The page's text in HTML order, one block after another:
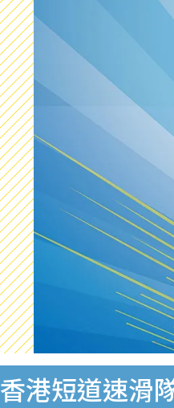
香港短道速滑